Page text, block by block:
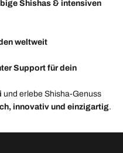
Shishas & intensiven
weltweit
Support für dein
und erlebe Shisha-Genuss
innovativ und einzigartig.